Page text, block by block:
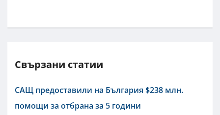
Свързани статии
САЩ предоставили на България $238 млн.
помощи за отбрана за 5 години